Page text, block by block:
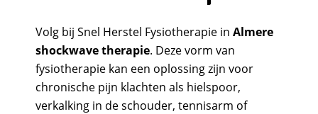
Volg bij Snel Herstel Fysiotherapie in Almere
shockwave therapie. Deze vorm van
fysiotherapie kan een oplossing zijn voor
chronische pijn klachten als hielspoor,
verkalking in de schouder, tennisarm of